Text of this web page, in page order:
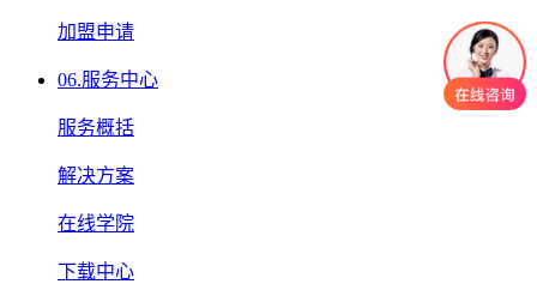
加盟申请
06.服务中心
服务概括
解决方案
在线学院
下载中心